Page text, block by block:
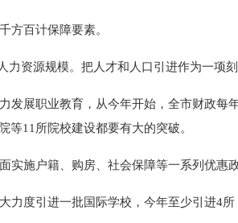
方百计保障要素。
力资源规模。把人才和人口引进作为一项
展职业教育，从今年开始，全市财政每年
等11所院校建设都要有大的突破。
施户籍、购房、社会保障等一系列优惠
度引进一批国际学校，今年至少引进4所